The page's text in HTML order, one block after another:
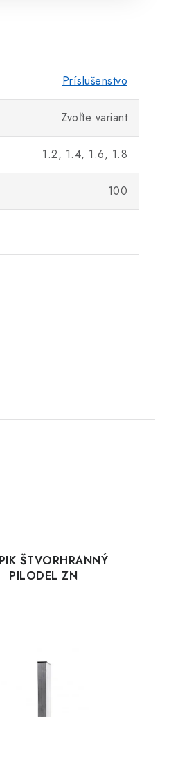
Príslušenstvo
Zvoľte variant
1.2, 1.4, 1.6, 1.8
100
ŠTVORHRANNÝ
PILODEL ZN